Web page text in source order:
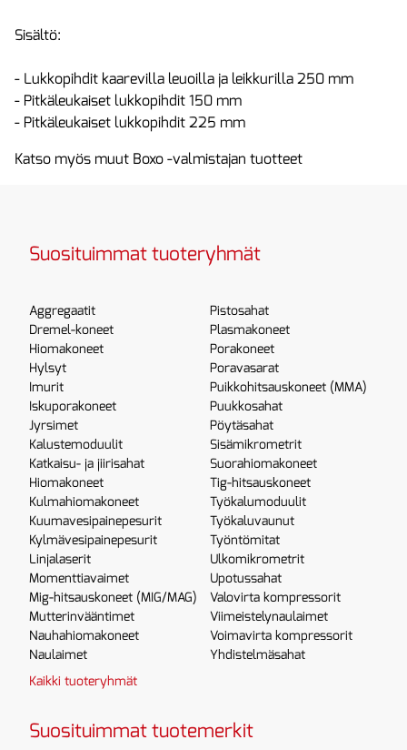
Sisältö:
- Lukkopihdit kaarevilla leuoilla ja leikkurilla 250 mm
- Pitkäleukaiset lukkopihdit 150 mm
- Pitkäleukaiset lukkopihdit 225 mm
Katso myös muut Boxo -valmistajan tuotteet
Suosituimmat tuoteryhmät
Aggregaatit
Dremel-koneet
Hiomakoneet
Hylsyt
Imurit
Iskuporakoneet
Jyrsimet
Kalustemoduulit
Katkaisu- ja jiirisahat
Hiomakoneet
Kulmahiomakoneet
Kuumavesipainepesurit
Kylmävesipainepesurit
Linjalaserit
Momenttiavaimet
Mig-hitsauskoneet (MIG/MAG)
Mutterinvääntimet
Nauhahiomakoneet
Naulaimet
Pistosahat
Plasmakoneet
Porakoneet
Poravasarat
Puikkohitsauskoneet (MMA)
Puukkosahat
Pöytäsahat
Sisämikrometrit
Suorahiomakoneet
Tig-hitsauskoneet
Työkalumoduulit
Työkaluvaunut
Työntömitat
Ulkomikrometrit
Upotussahat
Valovirta kompressorit
Viimeistelynaulaimet
Voimavirta kompressorit
Yhdistelmäsahat
Kaikki tuoteryhmät
Suosituimmat tuotemerkit